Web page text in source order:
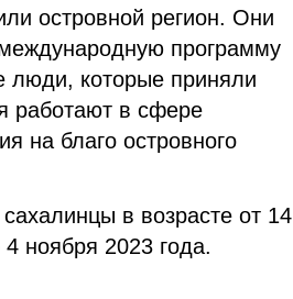
островной регион. Они
программу
люди, которые приняли
работают в сфере
на благо островного
в возрасте от 14
ноября 2023 года.